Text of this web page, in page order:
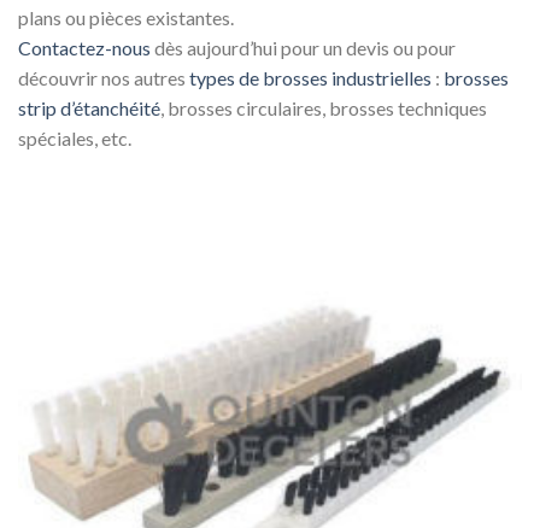
plans ou pièces existantes.
Contactez-nous dès aujourd’hui pour un devis ou pour
découvrir nos autres types de brosses industrielles : brosses
strip d’étanchéité , brosses circulaires, brosses techniques
spéciales, etc.